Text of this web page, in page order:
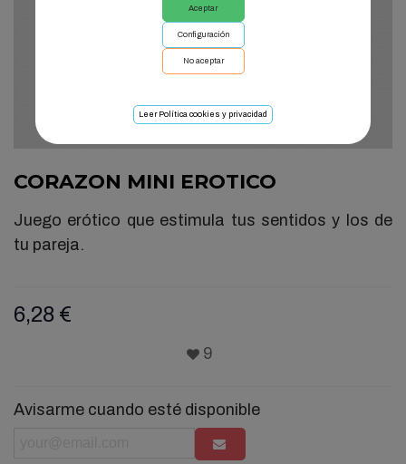
Aceptar
Configuración
No aceptar
Leer Política cookies y privacidad
CORAZON MINI EROTICO
Juego erótico que estimula tus sentidos y los de
tu pareja.
6,28 €
9
Avisarme cuando esté disponible